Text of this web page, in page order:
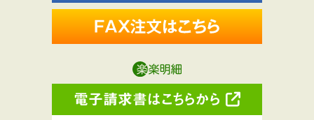
電子請求書はこちらから